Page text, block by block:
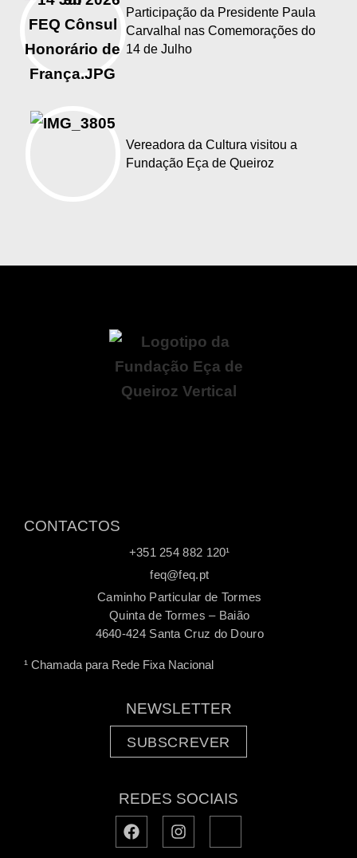
Participação da Presidente Paula
Carvalhal nas Comemorações do
14 de Julho
Vereadora da Cultura visitou a
Fundação Eça de Queiroz
CONTACTOS
+351 254 882 120¹
feq@feq.pt
Caminho Particular de Tormes
Quinta de Tormes – Baião
4640-424 Santa Cruz do Douro
¹ Chamada para Rede Fixa Nacional
NEWSLETTER
SUBSCREVER
REDES SOCIAIS